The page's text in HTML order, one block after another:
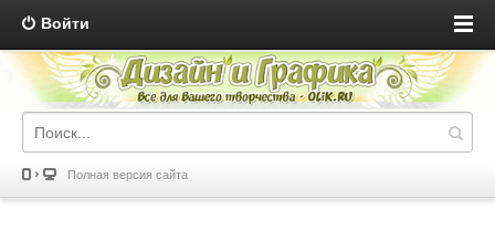
Войти
Полная версия сайта